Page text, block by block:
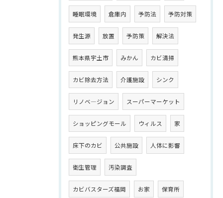
睡眠環境 倉庫内 予防法 予防対策
発生源 放置 予防策 解決法
熊本県宇土市 みかん カビ清掃
カビ除去方法 介護施設 シンク
リノベ―ジョン スーパーマーケット
ショッピングモール ウィルス 家
床下のカビ 公共施設 人体に影響
衛生管理 汚染調査
カビバスターズ福岡 お家 保育所